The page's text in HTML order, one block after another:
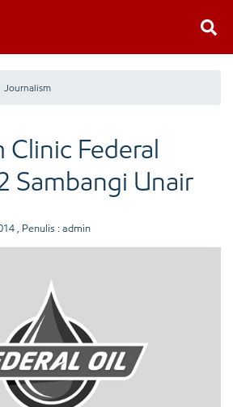
Journalism
Federal
Sambangi Unair
, Penulis : admin